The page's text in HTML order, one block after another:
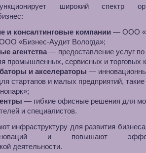
широкий спектр
и консалтинговые компании — ООО
«Бизнес-Аудит Вологда»;
агентства — предоставление услуг
промышленных, сервисных и торговых
и акселераторы —
стартапов и малых предприятий, такие
— гибкие офисные решения для
и специалистов.
инфраструктуру для развития
и повышают
деятельности.